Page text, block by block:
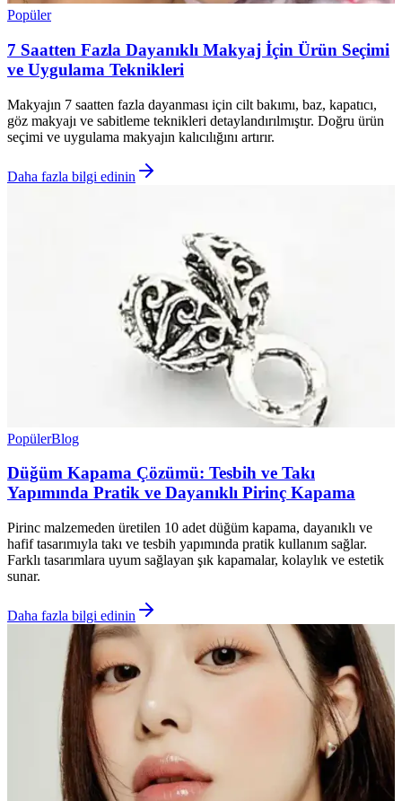
Popüler
7 Saatten Fazla Dayanıklı Makyaj İçin Ürün Seçimi
ve Uygulama Teknikleri
Makyajın 7 saatten fazla dayanması için cilt bakımı, baz, kapatıcı,
göz makyajı ve sabitleme teknikleri detaylandırılmıştır. Doğru ürün
seçimi ve uygulama makyajın kalıcılığını artırır.
Daha fazla bilgi edinin
PopülerBlog
Düğüm Kapama Çözümü: Tesbih ve Takı
Yapımında Pratik ve Dayanıklı Pirinç Kapama
Pirinc malzemeden üretilen 10 adet düğüm kapama, dayanıklı ve
hafif tasarımıyla takı ve tesbih yapımında pratik kullanım sağlar.
Farklı tasarımlara uyum sağlayan şık kapamalar, kolaylık ve estetik
sunar.
Daha fazla bilgi edinin